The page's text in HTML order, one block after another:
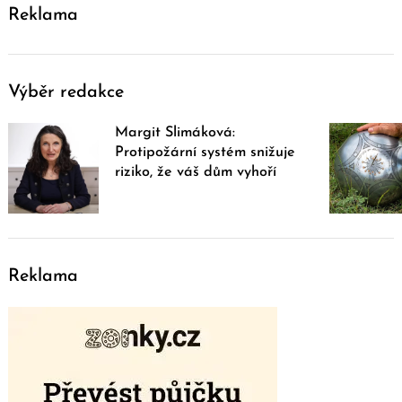
Reklama
Výběr redakce
Margit Slimáková:
Protipožární systém snižuje
riziko, že váš dům vyhoří
Reklama